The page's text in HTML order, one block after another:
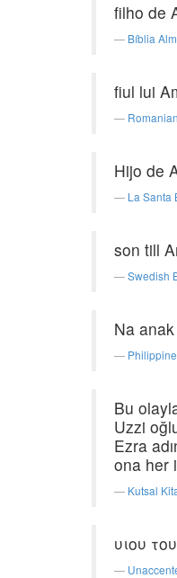
filho de
Bíblia
fiul lui
Hijo de
La Santa
son till
Swedish
Na
Bu
Uzzi
Ezra
ona her
Kutsal
υιου